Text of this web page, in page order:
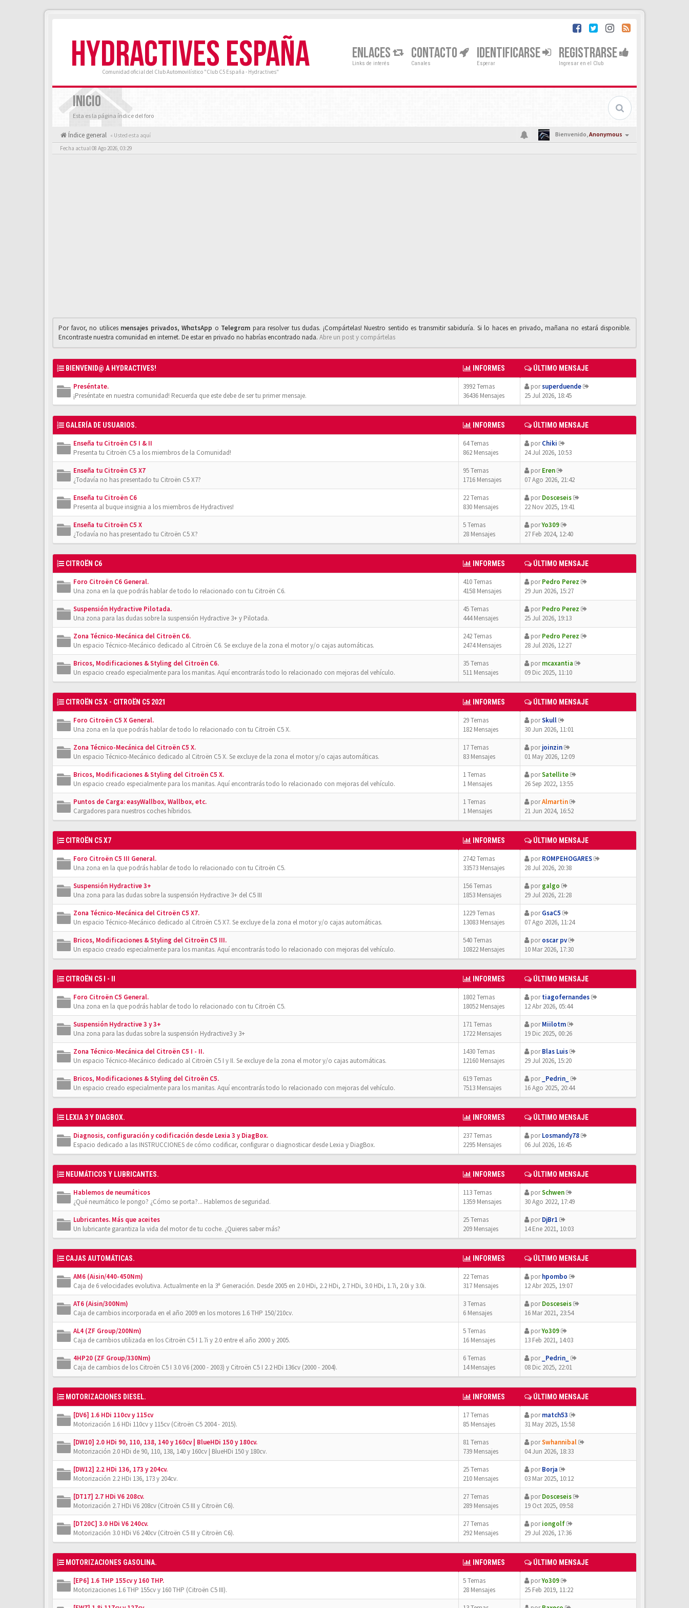
HYDRACTIVES ESPAÑA
Comunidad oficial del Club Automovilístico "Club C5 España - Hydractives"
ENLACES
Links de interés
CONTACTO
Canales
IDENTIFICARSE
Esperar
REGISTRARSE
Ingresar en el Club
INICIO
Esta es la página índice del foro
Índice general « Usted esta aquí Bienvenido,Anonymous
Fecha actual 08 Ago 2026, 03:29
Por favor, no utilices mensajes privados,WhαtsApp o Telegrαm para resolver tus dudas. ¡Compártelas! Nuestro sentido es transmitir sabiduría. Si lo haces en privado, mañana no estará disponible.
Encontraste nuestra comunidad en internet. De estar en privado no habrías encontrado nada. Abre un post y compártelas
BIENVENID@ A HYDRACTIVES! INFORMES ÚLTIMO MENSAJE
Preséntate.
¡Preséntate en nuestra comunidad! Recuerda que este debe de ser tu primer mensaje.
3992 Temas
36436 Mensajes
porsuperduende
25 Jul 2026, 18:45
GALERÍA DE USUARIOS. INFORMES ÚLTIMO MENSAJE
Enseña tu Citroën C5 I & II
Presenta tu Citroën C5 a los miembros de la Comunidad!
64 Temas
862 Mensajes
porChiki
24 Jul 2026, 10:53
Enseña tu Citroën C5 X7
¿Todavía no has presentado tu Citroën C5 X7?
95 Temas
1716 Mensajes
porEren
07 Ago 2026, 21:42
Enseña tu Citroën C6
Presenta al buque insignia a los miembros de Hydractives!
22 Temas
830 Mensajes
porDosceseis
22 Nov 2025, 19:41
Enseña tu Citroën C5 X
¿Todavía no has presentado tu Citroën C5 X?
5 Temas
28 Mensajes
porYo309
27 Feb 2024, 12:40
CITROËN C6 INFORMES ÚLTIMO MENSAJE
Foro Citroën C6 General.
Una zona en la que podrás hablar de todo lo relacionado con tu Citroën C6.
410 Temas
4158 Mensajes
porPedro Perez
29 Jun 2026, 15:27
Suspensión Hydractive Pilotada.
Una zona para las dudas sobre la suspensión Hydractive 3+ y Pilotada.
45 Temas
444 Mensajes
porPedro Perez
25 Jul 2026, 19:13
Zona Técnico-Mecánica del Citroën C6.
Un espacio Técnico-Mecánico dedicado al Citroën C6. Se excluye de la zona el motor y/o cajas automáticas.
242 Temas
2474 Mensajes
porPedro Perez
28 Jul 2026, 12:27
Bricos, Modificaciones & Styling del Citroën C6.
Un espacio creado especialmente para los manitas. Aquí encontrarás todo lo relacionado con mejoras del vehículo.
35 Temas
511 Mensajes
pormcaxantia
09 Dic 2025, 11:10
CITROËN C5 X - CITROËN C5 2021 INFORMES ÚLTIMO MENSAJE
Foro Citroën C5 X General.
Una zona en la que podrás hablar de todo lo relacionado con tu Citroën C5 X.
29 Temas
182 Mensajes
porSkull
30 Jun 2026, 11:01
Zona Técnico-Mecánica del Citroën C5 X.
Un espacio Técnico-Mecánico dedicado al Citroën C5 X. Se excluye de la zona el motor y/o cajas automáticas.
17 Temas
83 Mensajes
porjoinzin
01 May 2026, 12:09
Bricos, Modificaciones & Styling del Citroën C5 X.
Un espacio creado especialmente para los manitas. Aquí encontrarás todo lo relacionado con mejoras del vehículo.
1 Temas
1 Mensajes
porSatellite
26 Sep 2022, 13:55
Puntos de Carga: easyWallbox, Wallbox, etc.
Cargadores para nuestros coches híbridos.
1 Temas
1 Mensajes
porAlmartin
21 Jun 2024, 16:52
CITROËN C5 X7 INFORMES ÚLTIMO MENSAJE
Foro Citroën C5 III General.
Una zona en la que podrás hablar de todo lo relacionado con tu Citroën C5.
2742 Temas
33573 Mensajes
porROMPEHOGARES
28 Jul 2026, 20:38
Suspensión Hydractive 3+
Una zona para las dudas sobre la suspensión Hydractive 3+ del C5 III
156 Temas
1853 Mensajes
porgalgo
29 Jul 2026, 21:28
Zona Técnico-Mecánica del Citroën C5 X7.
Un espacio Técnico-Mecánico dedicado al Citroën C5 X7. Se excluye de la zona el motor y/o cajas automáticas.
1229 Temas
13083 Mensajes
porGsaC5
07 Ago 2026, 11:24
Bricos, Modificaciones & Styling del Citroën C5 III.
Un espacio creado especialmente para los manitas. Aquí encontrarás todo lo relacionado con mejoras del vehículo.
540 Temas
10822 Mensajes
poroscar pv
10 Mar 2026, 17:30
CITROËN C5 I - II INFORMES ÚLTIMO MENSAJE
Foro Citroën C5 General.
Una zona en la que podrás hablar de todo lo relacionado con tu Citroën C5.
1802 Temas
18052 Mensajes
portiagofernandes
12 Abr 2026, 05:44
Suspensión Hydractive 3 y 3+
Una zona para las dudas sobre la suspensión Hydractive3 y 3+
171 Temas
1722 Mensajes
porMiilotm
19 Dic 2025, 00:26
Zona Técnico-Mecánica del Citroën C5 I - II.
Un espacio Técnico-Mecánico dedicado al Citroën C5 I y II. Se excluye de la zona el motor y/o cajas automáticas.
1430 Temas
12160 Mensajes
porBlas Luis
29 Jul 2026, 15:20
Bricos, Modificaciones & Styling del Citroën C5.
Un espacio creado especialmente para los manitas. Aquí encontrarás todo lo relacionado con mejoras del vehículo.
619 Temas
7513 Mensajes
por _Pedrin_
16 Ago 2025, 20:44
LEXIA 3 Y DIAGBOX. INFORMES ÚLTIMO MENSAJE
Diagnosis, configuración y codificación desde Lexia 3 y DiagBox.
Espacio dedicado a las INSTRUCCIONES de cómo codificar, configurar o diagnosticar desde Lexia y DiagBox.
237 Temas
2295 Mensajes
porLosmandy78
06 Jul 2026, 16:45
NEUMÁTICOS Y LUBRICANTES. INFORMES ÚLTIMO MENSAJE
Hablemos de neumáticos
¿Qué neumático le pongo? ¿Cómo se porta?... Hablemos de seguridad.
113 Temas
1359 Mensajes
porSchwen
30 Ago 2022, 17:49
Lubricantes. Más que aceites
Un lubricante garantiza la vida del motor de tu coche. ¿Quieres saber más?
25 Temas
209 Mensajes
porDjBr1
14 Ene 2021, 10:03
CAJAS AUTOMÁTICAS. INFORMES ÚLTIMO MENSAJE
AM6 (Aisin/440-450Nm)
Caja de 6 velocidades evolutiva. Actualmente en la 3ª Generación. Desde 2005 en 2.0 HDi, 2.2 HDi, 2.7 HDi, 3.0 HDi, 1.7i, 2.0i y 3.0i.
22 Temas
317 Mensajes
porhpombo
12 Abr 2025, 19:07
AT6 (Aisin/300Nm)
Caja de cambios incorporada en el año 2009 en los motores 1.6 THP 150/210cv.
3 Temas
6 Mensajes
porDosceseis
16 Mar 2021, 23:54
AL4 (ZF Group/200Nm)
Caja de cambios utilizada en los Citroën C5 I 1.7i y 2.0 entre el año 2000 y 2005.
5 Temas
16 Mensajes
porYo309
13 Feb 2021, 14:03
4HP20 (ZF Group/330Nm)
Caja de cambios de los Citroën C5 I 3.0 V6 (2000 - 2003) y Citroën C5 I 2.2 HDi 136cv (2000 - 2004).
6 Temas
14 Mensajes
por _Pedrin_
08 Dic 2025, 22:01
MOTORIZACIONES DIESEL. INFORMES ÚLTIMO MENSAJE
[DV6] 1.6 HDi 110cv y 115cv
Motorización 1.6 HDi 110cv y 115cv (Citroën C5 2004 - 2015).
17 Temas
85 Mensajes
pormatch53
31 May 2025, 15:58
[DW10] 2.0 HDi 90, 110, 138, 140 y 160cv | BlueHDi 150 y 180cv.
Motorización 2.0 HDi de 90, 110, 138, 140 y 160cv | BlueHDi 150 y 180cv.
81 Temas
739 Mensajes
porSwhannibal
04 Jun 2026, 18:33
[DW12] 2.2 HDi 136, 173 y 204cv.
Motorización 2.2 HDi 136, 173 y 204cv.
25 Temas
210 Mensajes
porBorja
03 Mar 2025, 10:12
[DT17] 2.7 HDi V6 208cv.
Motorización 2.7 HDi V6 208cv (Citroën C5 III y Citroën C6).
27 Temas
289 Mensajes
porDosceseis
19 Oct 2025, 09:58
[DT20C] 3.0 HDi V6 240cv.
Motorización 3.0 HDi V6 240cv (Citroën C5 III y Citroën C6).
27 Temas
292 Mensajes
poriongolf
29 Jul 2026, 17:36
MOTORIZACIONES GASOLINA. INFORMES ÚLTIMO MENSAJE
[EP6] 1.6 THP 155cv y 160 THP.
Motorizaciones 1.6 THP 155cv y 160 THP (Citroën C5 III).
5 Temas
28 Mensajes
porYo309
25 Feb 2019, 11:22